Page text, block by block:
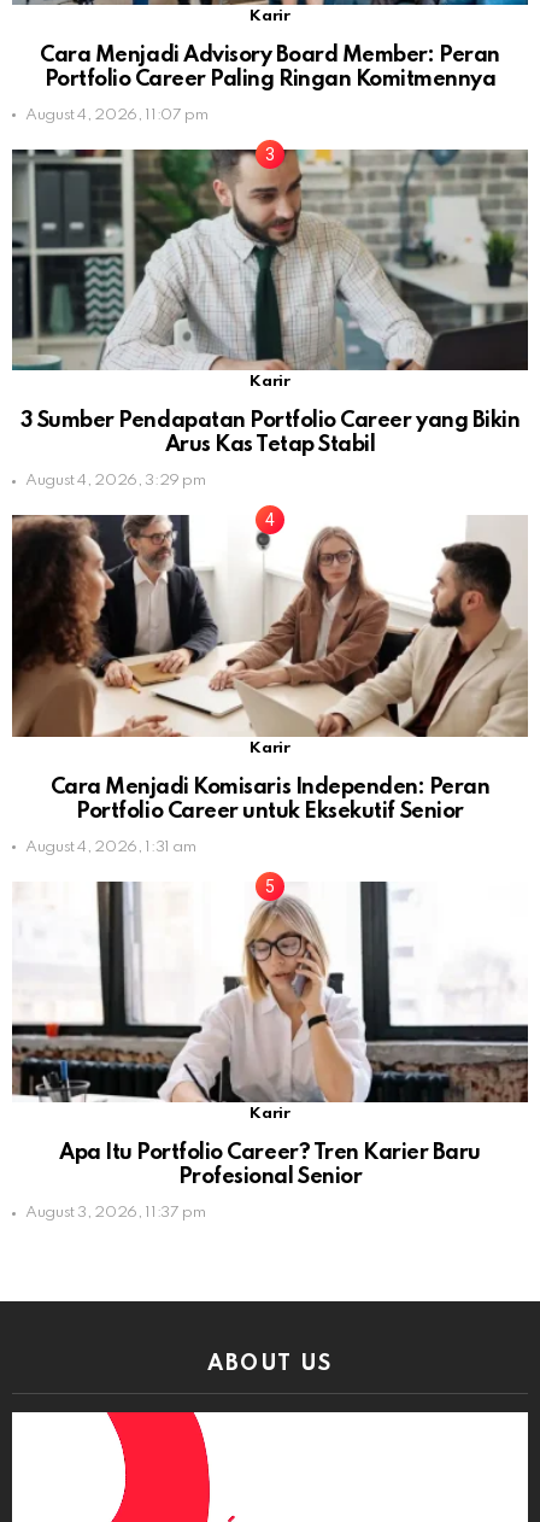
Karir
Cara Menjadi Advisory Board Member: Peran
Portfolio Career Paling Ringan Komitmennya
August 4, 2026, 11:07 pm
Karir
3 Sumber Pendapatan Portfolio Career yang Bikin
Arus Kas Tetap Stabil
August 4, 2026, 3:29 pm
Karir
Cara Menjadi Komisaris Independen: Peran
Portfolio Career untuk Eksekutif Senior
August 4, 2026, 1:31 am
Karir
Apa Itu Portfolio Career? Tren Karier Baru
Profesional Senior
August 3, 2026, 11:37 pm
ABOUT US